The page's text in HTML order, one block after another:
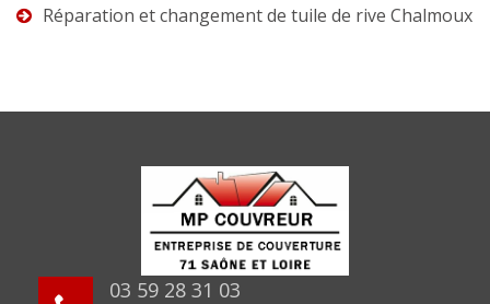
Réparation et changement de tuile de rive Chalmoux
03 59 28 31 03